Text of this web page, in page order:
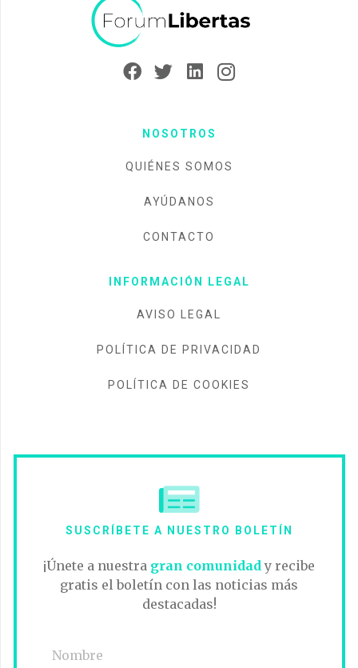
NOSOTROS
QUIÉNES SOMOS
AYÚDANOS
CONTACTO
INFORMACIÓN LEGAL
AVISO LEGAL
POLÍTICA DE PRIVACIDAD
POLÍTICA DE COOKIES
SUSCRÍBETE A NUESTRO BOLETÍN
¡Únete a nuestra gran comunidady recibe
gratis el boletín con las noticias más
destacadas!